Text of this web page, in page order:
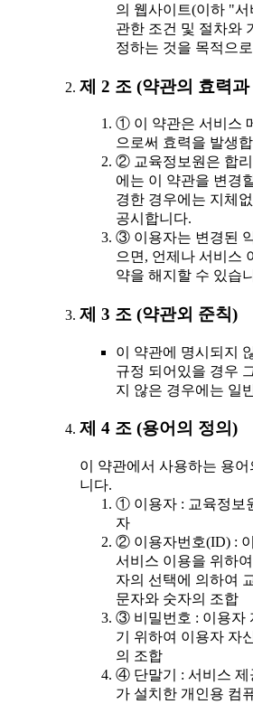
의 웹사이트(이하 "
관한 조건 및 절차와
정하는 것을 목적으
제 2 조 (약관의 효력
① 이 약관은 서비스
으로써 효력을 발생
② 교육정보원은 합
에는 이 약관을 변경
경한 경우에는 지체
공시합니다.
③ 이용자는 변경된
으면, 언제나 서비스
약을 해지할 수 있습
제 3 조 (약관외 준칙)
이 약관에 명시되지
규정 되어있을 경우
지 않은 경우에는 일
제 4 조 (용어의 정의)
이 약관에서 사용하는 용
니다.
① 이용자 : 교육정보
자
② 이용자번호(ID) :
서비스 이용을 위하
자의 선택에 의하여
문자와 숫자의 조합
③ 비밀번호 : 이용자
기 위하여 이용자 자
의 조합
④ 단말기 : 서비스 제
가 설치한 개인용 컴